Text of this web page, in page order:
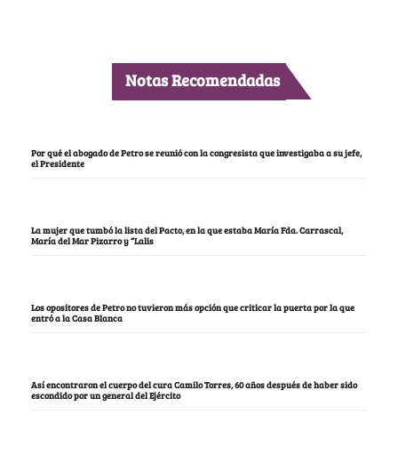
Notas Recomendadas
Por qué el abogado de Petro se reunió con la congresista que investigaba a su jefe,
el Presidente
La mujer que tumbó la lista del Pacto, en la que estaba María Fda. Carrascal,
María del Mar Pizarro y “Lalis
Los opositores de Petro no tuvieron más opción que criticar la puerta por la que
entró a la Casa Blanca
Así encontraron el cuerpo del cura Camilo Torres, 60 años después de haber sido
escondido por un general del Ejército